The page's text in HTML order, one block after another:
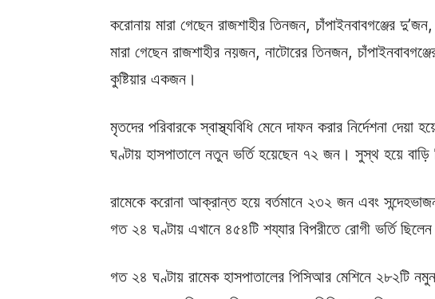
করোনায় মারা গেছেন রাজশাহীর তিনজন, চাঁপাইনবাবগঞ্জের
মারা গেছেন রাজশাহীর নয়জন, নাটোরের তিনজন,
কুষ্টিয়ার একজন।
মৃতদের পরিবারকে স্বাস্থ্যবিধি মেনে দাফন করার নির্দেশনা
ঘণ্টায় হাসপাতালে নতুন ভর্তি হয়েছেন ৭২ জন। সুস্থ হয়ে
রামেকে করোনা আক্রান্ত হয়ে বর্তমানে ২৩২ জন এবং
গত ২৪ ঘণ্টায় এখানে ৪৫৪টি শয্যার বিপরীতে রোগী ভর্তি
গত ২৪ ঘণ্টায় রামেক হাসপাতালের পিসিআর মেশিনে ২৮২টি